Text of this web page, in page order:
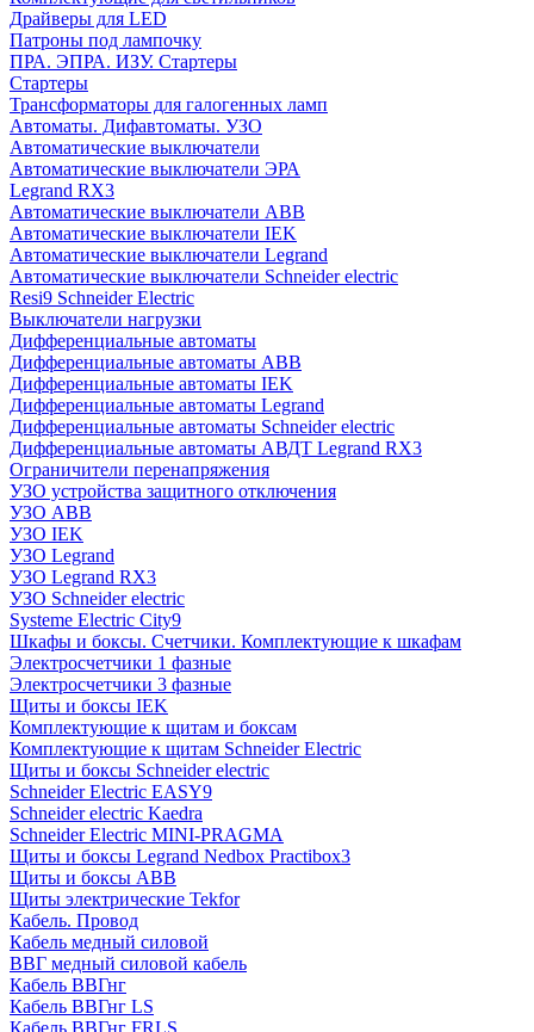
Драйверы для LED
Патроны под лампочку
ПРА. ЭПРА. ИЗУ. Стартеры
Стартеры
Трансформаторы для галогенных ламп
Автоматы. Дифавтоматы. УЗО
Автоматические выключатели
Автоматические выключатели ЭРА
Legrand RX3
Автоматические выключатели ABB
Автоматические выключатели IEK
Автоматические выключатели Legrand
Автоматические выключатели Schneider electric
Resi9 Schneider Electric
Выключатели нагрузки
Дифференциальные автоматы
Дифференциальные автоматы ABB
Дифференциальные автоматы IEK
Дифференциальные автоматы Legrand
Дифференциальные автоматы Schneider electric
Дифференциальные автоматы АВДТ Legrand RX3
Ограничители перенапряжения
УЗО устройства защитного отключения
УЗО ABB
УЗО IEK
УЗО Legrand
УЗО Legrand RX3
УЗО Schneider electric
Systeme Electric City9
Шкафы и боксы. Счетчики. Комплектующие к шкафам
Электросчетчики 1 фазные
Электросчетчики 3 фазные
Щиты и боксы IEK
Комплектующие к щитам и боксам
Комплектующие к щитам Schneider Electric
Щиты и боксы Schneider electric
Schneider Electric EASY9
Schneider electric Kaedra
Schneider Electric MINI-PRAGMA
Щиты и боксы Legrand Nedbox Practibox3
Щиты и боксы ABB
Щиты электрические Tekfor
Кабель. Провод
Кабель медный силовой
ВВГ медный силовой кабель
Кабель ВВГнг
Кабель ВВГнг LS
Кабель ВВГнг FRLS